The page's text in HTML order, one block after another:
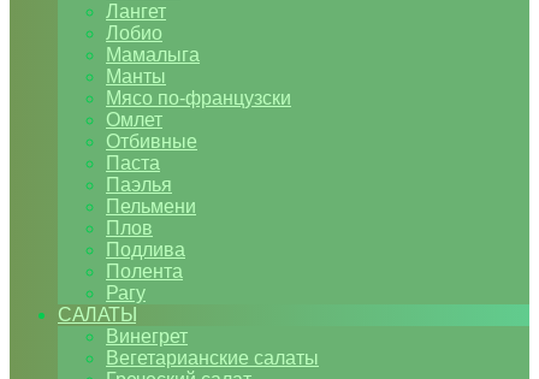
Лангет
Лобио
Мамалыга
Манты
Мясо по-французски
Омлет
Отбивные
Паста
Паэлья
Пельмени
Плов
Подлива
Полента
Рагу
САЛАТЫ
Винегрет
Вегетарианские салаты